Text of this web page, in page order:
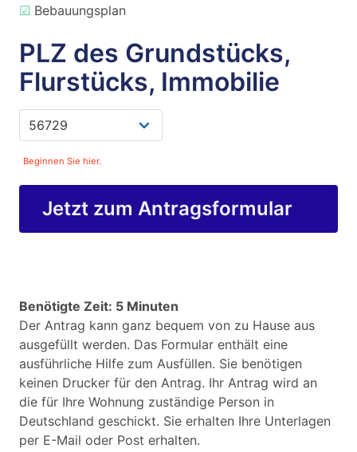
☑ Bebauungsplan
PLZ des Grundstücks,
Flurstücks, Immobilie
Beginnen Sie hier.
Jetzt zum Antragsformular
Benötigte Zeit: 5 Minuten
Der Antrag kann ganz bequem von zu Hause aus
ausgefüllt werden. Das Formular enthält eine
ausführliche Hilfe zum Ausfüllen. Sie benötigen
keinen Drucker für den Antrag. Ihr Antrag wird an
die für Ihre Wohnung zuständige Person in
Deutschland geschickt. Sie erhalten Ihre Unterlagen
per E-Mail oder Post erhalten.